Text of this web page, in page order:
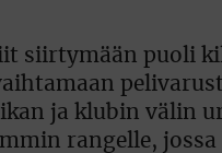
siirtymään puoli
ja klubin välin
rangelle,